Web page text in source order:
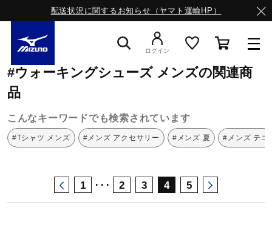
配送状況に関するお知らせ（ヤマト運輸HP）
ライフスタイルウエア
ランニング
ログイン
ミズノ公式オンライン ウォーキングシューズ
#ウォーキングシューズ メンズの関連商
品
こんなキーワードでも検索されています
#Tシャツ メンズ #メンズ アクセサリー #メンズ 夏 #メンズ テニ
1 ･･･ 2 3 4 5